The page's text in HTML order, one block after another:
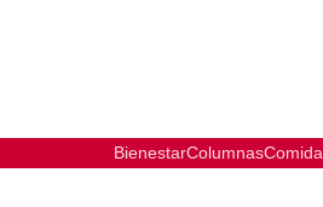
BienestarColumnasComida